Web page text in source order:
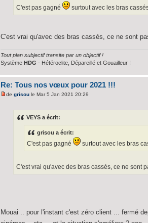
C'est pas gagné surtout avec les bras
C'est vrai qu'avec des bras cassés, ce ne sont
Tout plan subjectif transite par un objectif !
SystèmeHDG - Hétéroclite, Dépareillé et Gouailleur !
Re: Tous nos vœux pour 2021 !!!
degrisou le Mar 5 Jan 2021 20:29
VEYS a écrit:
grisou a écrit:
C'est pas gagné surtout avec les bras
C'est vrai qu'avec des bras cassés, ce ne sont
Mouai .. pour l'instant c'est zéro client ... fermé